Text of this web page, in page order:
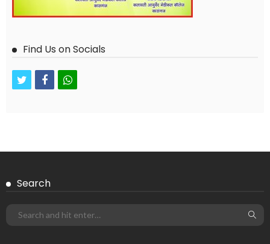
Find Us on Socials
twitterfacebookwhatsapp
Search